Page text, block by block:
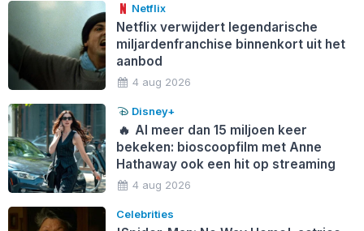
Netflix
Netflix verwijdert legendarische
miljardenfranchise binnenkort uit het
aanbod
4 aug 2026
Disney+
🔥 Al meer dan 15 miljoen keer
bekeken: bioscoopfilm met Anne
Hathaway ook een hit op streaming
4 aug 2026
Celebrities